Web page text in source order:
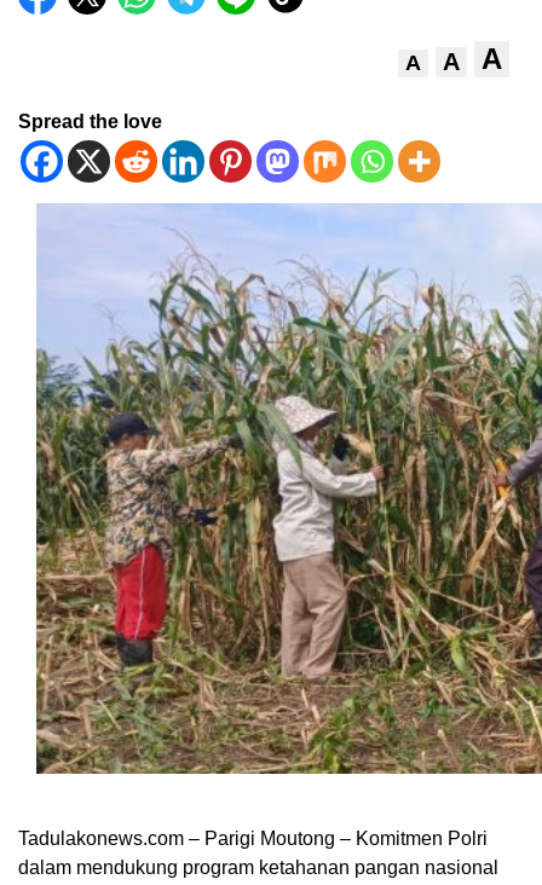
A A A
Spread the love
Tadulakonews.com – Parigi Moutong – Komitmen Polri
dalam mendukung program ketahanan pangan nasional